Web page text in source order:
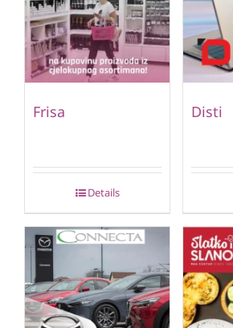
Frisa
Details
Disti